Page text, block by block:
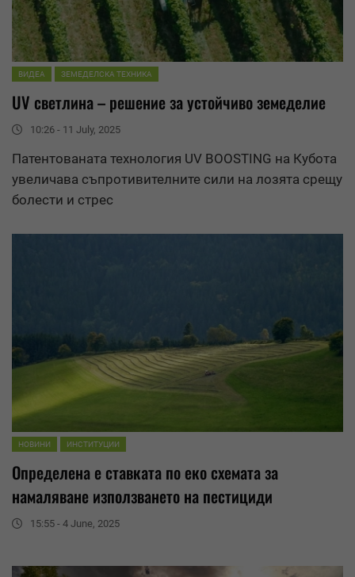
ВИДЕА ЗЕМЕДЕЛСКА ТЕХНИКА
UV светлина – решение за устойчиво земеделие
10:26 - 11 July, 2025
Патентованата технология UV BOOSTING на Кубота
увеличава съпротивителните сили на лозята срещу
болести и стрес
НОВИНИ ИНСТИТУЦИИ
Определена е ставката по еко схемата за
намаляване използването на пестициди
15:55 - 4 June, 2025